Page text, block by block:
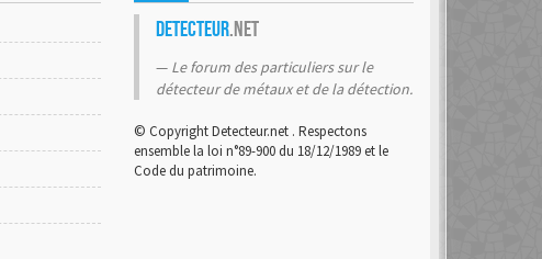
Detecteur.net
Le forum des particuliers sur le
détecteur de métaux et de la détection.
© Copyright Detecteur.net . Respectons
ensemble la loi n°89-900 du 18/12/1989 et le
Code du patrimoine.